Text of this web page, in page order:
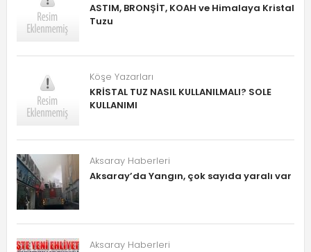
ASTIM, BRONŞİT, KOAH ve Himalaya Kristal
Tuzu
Köşe Yazarları
KRİSTAL TUZ NASIL KULLANILMALI? SOLE
KULLANIMI
Aksaray Haberleri
Aksaray’da Yangın, çok sayıda yaralı var
Aksaray Haberleri